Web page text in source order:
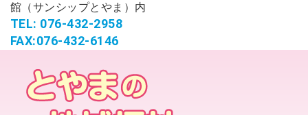
館（サンシップとやま）内
TEL: 076-432-2958
FAX:076-432-6146